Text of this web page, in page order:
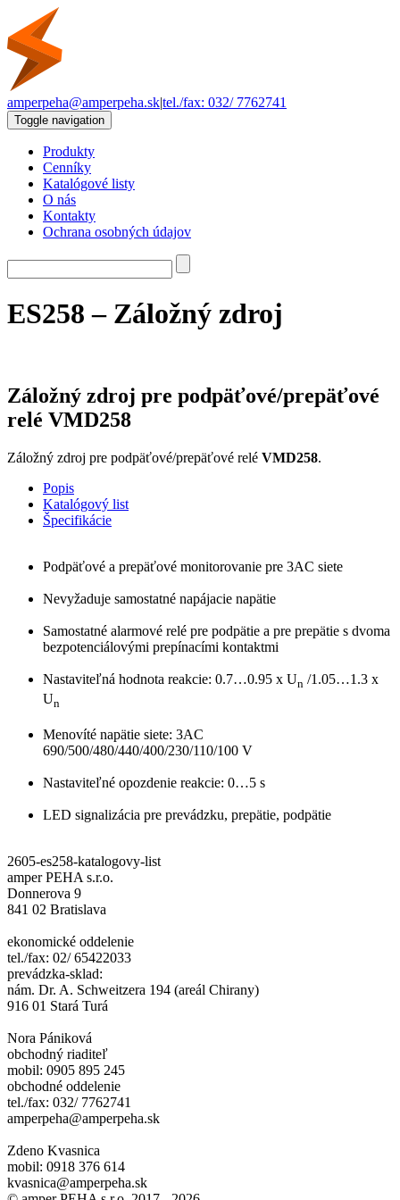
amperpeha@amperpeha.sk|tel./fax: 032/ 7762741
Toggle navigation
Produkty
Cenníky
Katalógové listy
O nás
Kontakty
Ochrana osobných údajov
ES258 – Záložný zdroj
Záložný zdroj pre podpäťové/prepäťové
relé VMD258
Záložný zdroj pre podpäťové/prepäťové relé VMD258.
Popis
Katalógový list
Špecifikácie
Podpäťové a prepäťové monitorovanie pre 3AC siete
Nevyžaduje samostatné napájacie napätie
Samostatné alarmové relé pre podpätie a pre prepätie s dvoma
bezpotenciálovými prepínacími kontaktmi
Nastaviteľná hodnota reakcie: 0.7…0.95 x Un /1.05…1.3 x
Un
Menovíté napätie siete: 3AC
690/500/480/440/400/230/110/100 V
Nastaviteľné opozdenie reakcie: 0…5 s
LED signalizácia pre prevádzku, prepätie, podpätie
2605-es258-katalogovy-list
amper PEHA s.r.o.
Donnerova 9
841 02 Bratislava
ekonomické oddelenie
tel./fax: 02/ 65422033
prevádzka-sklad:
nám. Dr. A. Schweitzera 194 (areál Chirany)
916 01 Stará Turá
Nora Pániková
obchodný riaditeľ
mobil: 0905 895 245
obchodné oddelenie
tel./fax: 032/ 7762741
amperpeha@amperpeha.sk
Zdeno Kvasnica
mobil: 0918 376 614
kvasnica@amperpeha.sk